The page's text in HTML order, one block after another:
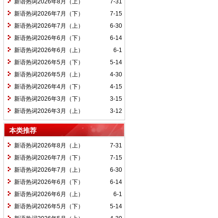
7-31
新语热词2026年8月（上）
7-15
新语热词2026年7月（下）
6-30
新语热词2026年7月（上）
6-14
新语热词2026年6月（下）
6-1
新语热词2026年6月（上）
5-14
新语热词2026年5月（下）
4-30
新语热词2026年5月（上）
4-15
新语热词2026年4月（下）
3-15
新语热词2026年3月（下）
3-12
新语热词2026年3月（上）
本类推荐
7-31
新语热词2026年8月（上）
7-15
新语热词2026年7月（下）
6-30
新语热词2026年7月（上）
6-14
新语热词2026年6月（下）
6-1
新语热词2026年6月（上）
5-14
新语热词2026年5月（下）